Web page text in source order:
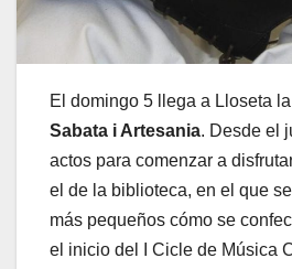
El domingo 5 llega a Lloseta la
Sabata i Artesania. Desde el
actos para comenzar a
el de la biblioteca, en el que
más pequeños cómo se
el inicio del I Cicle de Música